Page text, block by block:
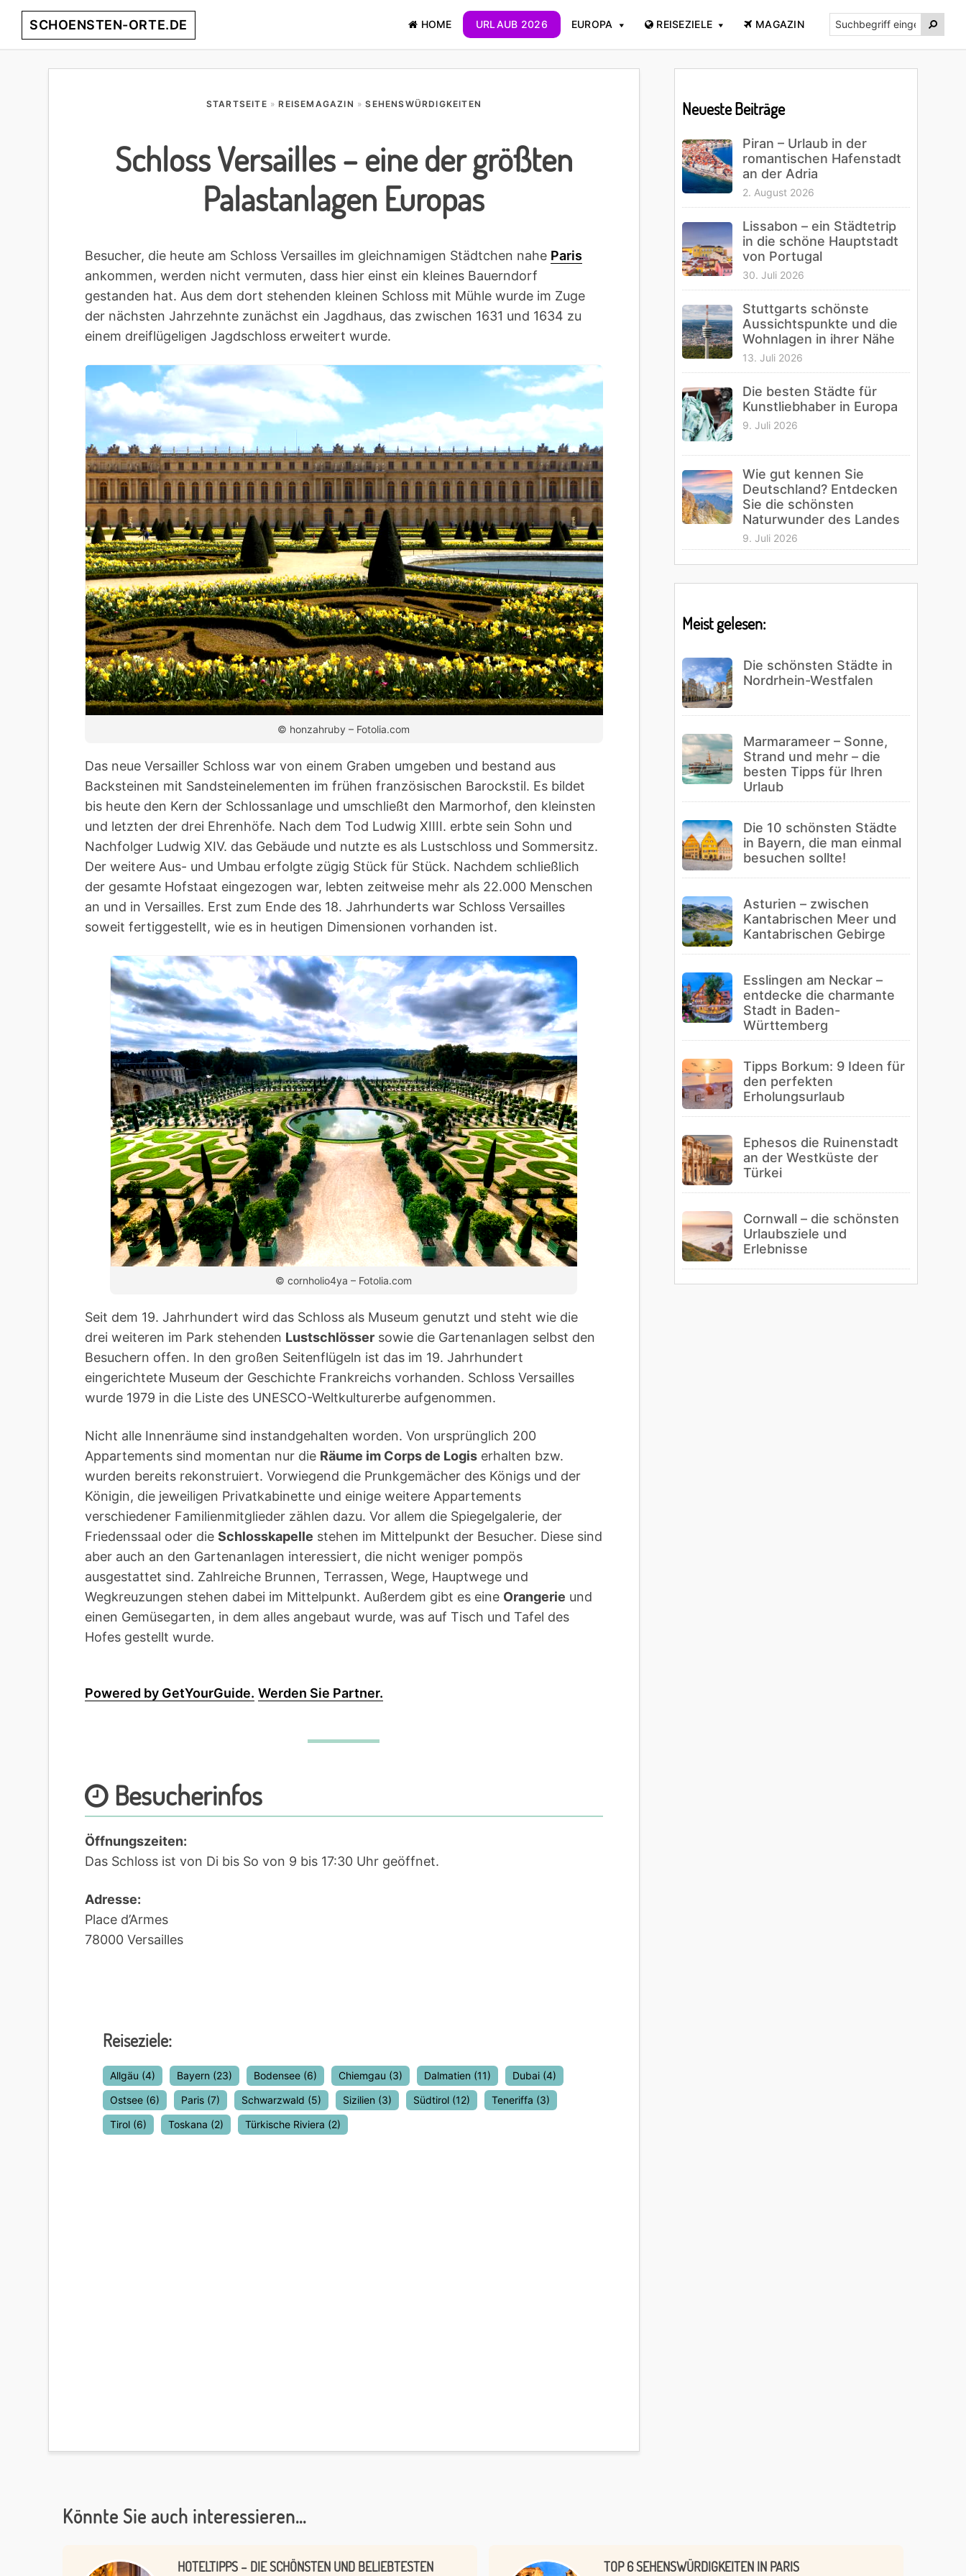
Skip
navigation
Skip
content
Skip
Skip
SCHOENSTEN-ORTE.DE HOME URLAUB 2026 EUROPA REISEZIELE MAGAZIN
Suchbegriff
eingeben...

STARTSEITE »REISEMAGAZIN »SEHENSWÜRDIGKEITEN
Schloss Versailles – eine der größten
Palastanlagen Europas
Besucher, die heute am Schloss Versailles im gleichnamigen Städtchen nahe Paris
ankommen, werden nicht vermuten, dass hier einst ein kleines Bauerndorf
gestanden hat. Aus dem dort stehenden kleinen Schloss mit Mühle wurde im Zuge
der nächsten Jahrzehnte zunächst ein Jagdhaus, das zwischen 1631 und 1634 zu
einem dreiflügeligen Jagdschloss erweitert wurde.
© honzahruby – Fotolia.com
Das neue Versailler Schloss war von einem Graben umgeben und bestand aus
Backsteinen mit Sandsteinelementen im frühen französischen Barockstil. Es bildet
bis heute den Kern der Schlossanlage und umschließt den Marmorhof, den kleinsten
und letzten der drei Ehrenhöfe. Nach dem Tod Ludwig XIIII. erbte sein Sohn und
Nachfolger Ludwig XIV. das Gebäude und nutzte es als Lustschloss und Sommersitz.
Der weitere Aus- und Umbau erfolgte zügig Stück für Stück. Nachdem schließlich
der gesamte Hofstaat eingezogen war, lebten zeitweise mehr als 22.000 Menschen
an und in Versailles. Erst zum Ende des 18. Jahrhunderts war Schloss Versailles
soweit fertiggestellt, wie es in heutigen Dimensionen vorhanden ist.
© cornholio4ya – Fotolia.com
Seit dem 19. Jahrhundert wird das Schloss als Museum genutzt und steht wie die
drei weiteren im Park stehenden Lustschlösser sowie die Gartenanlagen selbst den
Besuchern offen. In den großen Seitenflügeln ist das im 19. Jahrhundert
eingerichtete Museum der Geschichte Frankreichs vorhanden. Schloss Versailles
wurde 1979 in die Liste des UNESCO-Weltkulturerbe aufgenommen.
Nicht alle Innenräume sind instandgehalten worden. Von ursprünglich 200
Appartements sind momentan nur die Räume im Corps de Logis erhalten bzw.
wurden bereits rekonstruiert. Vorwiegend die Prunkgemächer des Königs und der
Königin, die jeweiligen Privatkabinette und einige weitere Appartements
verschiedener Familienmitglieder zählen dazu. Vor allem die Spiegelgalerie, der
Friedenssaal oder die Schlosskapelle stehen im Mittelpunkt der Besucher. Diese sind
aber auch an den Gartenanlagen interessiert, die nicht weniger pompös
ausgestattet sind. Zahlreiche Brunnen, Terrassen, Wege, Hauptwege und
Wegkreuzungen stehen dabei im Mittelpunkt. Außerdem gibt es eine Orangerie und
einen Gemüsegarten, in dem alles angebaut wurde, was auf Tisch und Tafel des
Hofes gestellt wurde.
Powered by GetYourGuide. Werden Sie Partner.
Besucherinfos
Öffnungszeiten:
Das Schloss ist von Di bis So von 9 bis 17:30 Uhr geöffnet.
Adresse:
Place d’Armes
78000 Versailles
Reiseziele:
Allgäu (4) Bayern (23) Bodensee (6) Chiemgau (3) Dalmatien (11) Dubai (4)
Ostsee (6) Paris (7) Schwarzwald (5) Sizilien (3) Südtirol (12) Teneriffa (3)
Tirol (6) Toskana (2) Türkische Riviera (2)
Sidebar
Neueste Beiträge
Piran – Urlaub in der
romantischen Hafenstadt
an der Adria
2. August 2026
Lissabon – ein Städtetrip
in die schöne Hauptstadt
von Portugal
30. Juli 2026
Stuttgarts schönste
Aussichtspunkte und die
Wohnlagen in ihrer Nähe
13. Juli 2026
Die besten Städte für
Kunstliebhaber in Europa
9. Juli 2026
Wie gut kennen Sie
Deutschland? Entdecken
Sie die schönsten
Naturwunder des Landes
9. Juli 2026
Meist gelesen:
Die schönsten Städte in
Nordrhein-Westfalen
Marmarameer – Sonne,
Strand und mehr – die
besten Tipps für Ihren
Urlaub
Die 10 schönsten Städte
in Bayern, die man einmal
besuchen sollte!
Asturien – zwischen
Kantabrischen Meer und
Kantabrischen Gebirge
Esslingen am Neckar –
entdecke die charmante
Stadt in Baden-
Württemberg
Tipps Borkum: 9 Ideen für
den perfekten
Erholungsurlaub
Ephesos die Ruinenstadt
an der Westküste der
Türkei
Cornwall – die schönsten
Urlaubsziele und
Erlebnisse
Könnte Sie auch interessieren...
HOTELTIPPS – DIE SCHÖNSTEN UND BELIEBTESTEN
TOP 6 SEHENSWÜRDIGKEITEN IN PARIS